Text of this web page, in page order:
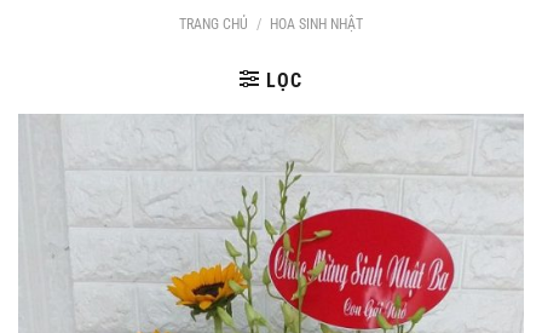
TRANG CHỦ / HOA SINH NHẬT
LỌC